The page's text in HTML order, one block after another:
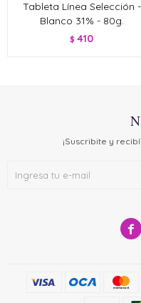
Tableta Línea Selección -
Blanco 31% - 80g.
$ 410

¡Suscribite y